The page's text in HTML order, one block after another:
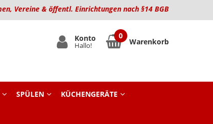
Vereine & öffentl. Einrichtungen nach §14 BGB
Konto
Hallo! Warenkorb
SPÜLEN KÜCHENGERÄTE